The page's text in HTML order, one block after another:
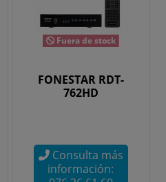
Fuera de stock
FONESTAR RDT-
762HD
Consulta más
información: